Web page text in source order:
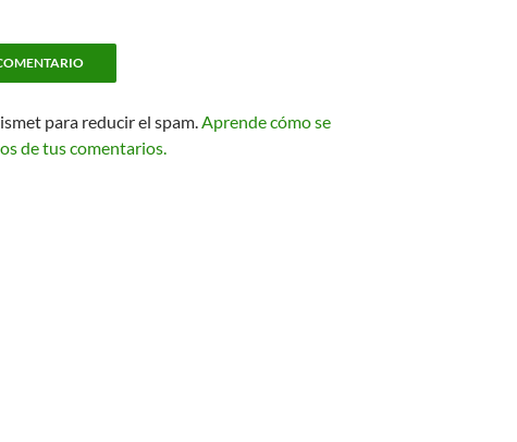
para reducir el spam.Aprende cómo se
de tus comentarios.